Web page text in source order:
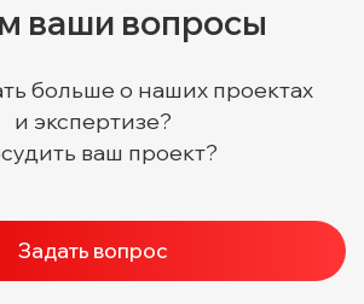
ваши вопросы
больше о наших проектах
и экспертизе?
ваш проект?
Задать вопрос